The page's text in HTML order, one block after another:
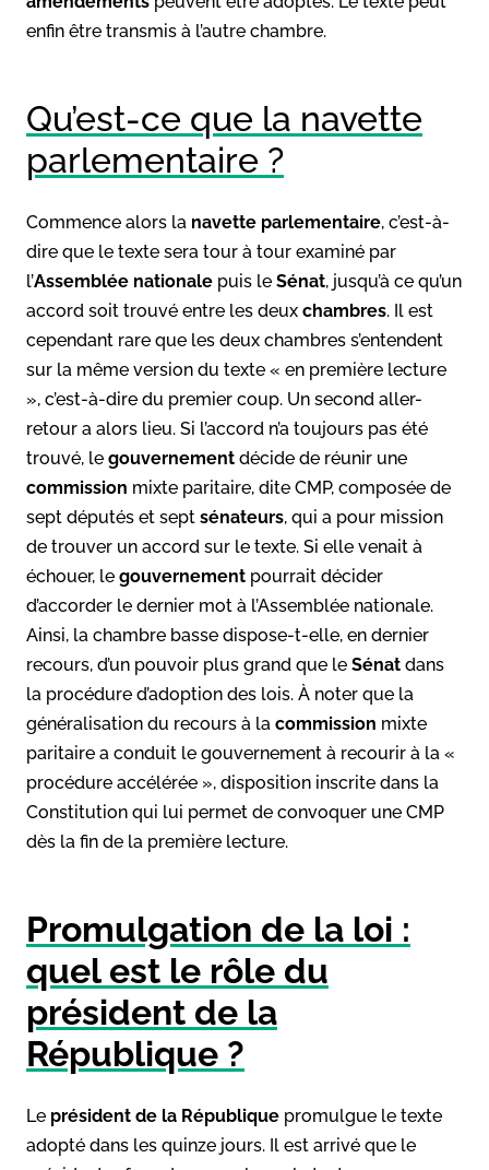
enfin être transmis à l’autre chambre.
Qu’est-ce que la navette
parlementaire ?
Commence alors la navette parlementaire, c’est-à-
dire que le texte sera tour à tour examiné par
l’Assemblée nationale puis le Sénat, jusqu’à ce qu’un
accord soit trouvé entre les deux chambres. Il est
cependant rare que les deux chambres s’entendent
sur la même version du texte « en première lecture
», c’est-à-dire du premier coup. Un second aller-
retour a alors lieu. Si l’accord n’a toujours pas été
trouvé, le gouvernement décide de réunir une
commission mixte paritaire, dite CMP, composée de
sept députés et sept sénateurs, qui a pour mission
de trouver un accord sur le texte. Si elle venait à
échouer, le gouvernement pourrait décider
d’accorder le dernier mot à l’Assemblée nationale.
Ainsi, la chambre basse dispose-t-elle, en dernier
recours, d’un pouvoir plus grand que le Sénat dans
la procédure d’adoption des lois. À noter que la
généralisation du recours à la commission mixte
paritaire a conduit le gouvernement à recourir à la «
procédure accélérée », disposition inscrite dans la
Constitution qui lui permet de convoquer une CMP
dès la fin de la première lecture.
Promulgation de la loi :
quel est le rôle du
président de la
République ?
Le président de la République promulgue le texte
adopté dans les quinze jours. Il est arrivé que le